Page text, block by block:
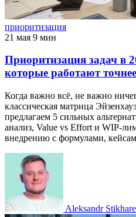
приоритизация
21 мая 9 мин
Приоритизация задач в
которые работают
Когда важно всё, не важно
классическая матрица
предлагаем 5 сильных
анализ, Value vs Effort и WIP-
внедрению с формулами,
Aleksandr